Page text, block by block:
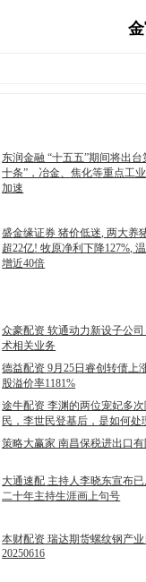
东润金融 “十五五”期间将出台
十条”，冶金、焦化等重点工
加速
盛金缘证券 猪价低迷, 两大养
超22亿! 牧原净利下降127%,
增近40倍
众豪配资 软通动力新设子公
术相关业务
德益配资 9月25日睿创转债上
股溢价率1181%
途牛配资 李渊的两位宠妃多
民，李世民登基后，是如何处
策略大赢家 南昌保税进出口
大通速配 主持人李晓东宣布
二十年主持生涯画上句号
本财配资 瑞达期货螺纹钢产
20250616